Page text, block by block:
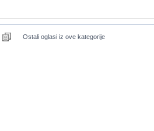
Ostali oglasi iz ove kategorije